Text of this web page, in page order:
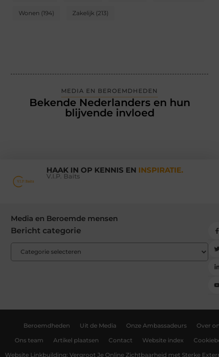
Wonen (194) Zakelijk (213)
MEDIA EN BEROEMDHEDEN
Bekende Nederlanders en hun
blijvende invloed
HAAK IN OP KENNIS EN INSPIRATIE.
V.I.P. Baits
Media en Beroemde mensen
Bericht categorie
Beroemdheden Uit de Media Onze Ambassadeurs Over
Ons team Artikel plaatsen Contact Website index
Website Linkbuilding: Vergroot Je Online Zichtbaarheid met Sterke